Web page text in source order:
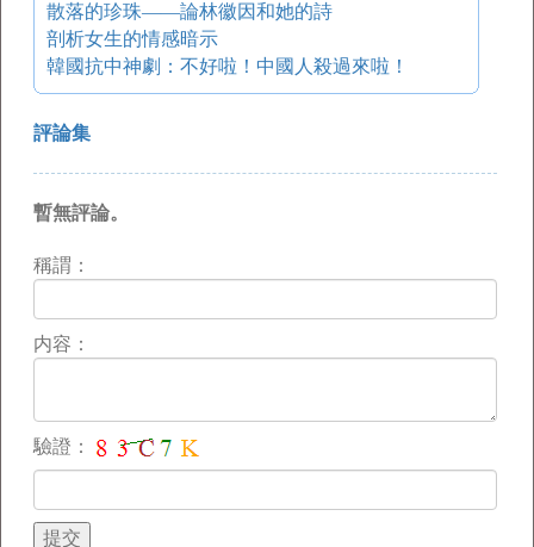
散落的珍珠——論林徽因和她的詩
剖析女生的情感暗示
韓國抗中神劇：不好啦！中國人殺過來啦！
評論集
暫無評論。
稱謂：
内容：
驗證：